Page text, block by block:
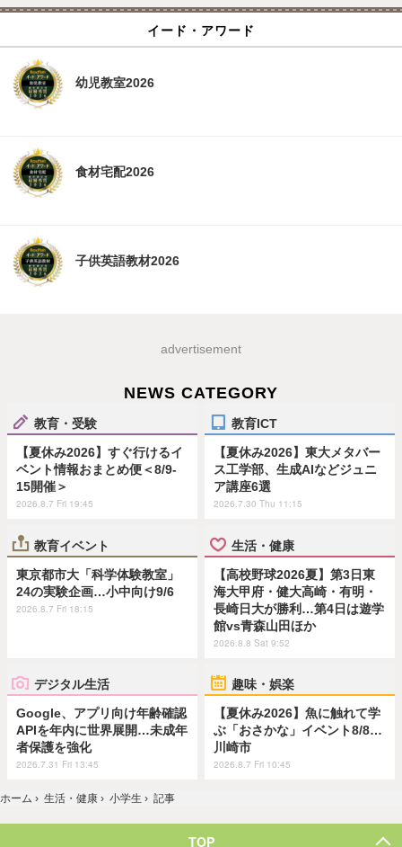
イード・アワード
幼児教室2026
食材宅配2026
子供英語教材2026
advertisement
NEWS CATEGORY
教育・受験
【夏休み2026】すぐ行けるイ
ベント情報おまとめ便＜8/9-
15開催＞
2026.8.7 Fri 19:45
教育ICT
【夏休み2026】東大メタバー
ス工学部、生成AIなどジュニ
ア講座6選
2026.7.30 Thu 11:15
教育イベント
東京都市大「科学体験教室」
24の実験企画…小中向け9/6
2026.8.7 Fri 18:15
生活・健康
【高校野球2026夏】第3日東
海大甲府・健大高崎・有明・
長崎日大が勝利…第4日は遊学
館vs青森山田ほか
2026.8.8 Sat 9:52
デジタル生活
Google、アプリ向け年齢確認
APIを年内に世界展開…未成年
者保護を強化
2026.7.31 Fri 13:45
趣味・娯楽
【夏休み2026】魚に触れて学
ぶ「おさかな」イベント8/8…
川崎市
2026.8.7 Fri 10:45
ホーム › 生活・健康 › 小学生 › 記事
TOP